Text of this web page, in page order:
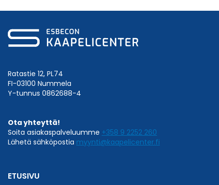
Ratastie 12, PL74
FI-03100 Nummela
Y-tunnus 0862688-4
Ota yhteyttä!
Soita asiakaspalveluumme +358 9 2252 260
Lähetä sähköpostia myynti@kaapelicenter.fi
ETUSIVU